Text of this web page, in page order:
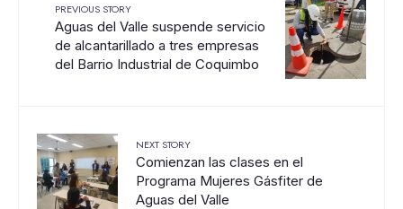
PREVIOUS STORY
Aguas del Valle suspende servicio
de alcantarillado a tres empresas
del Barrio Industrial de Coquimbo
NEXT STORY
Comienzan las clases en el
Programa Mujeres Gásfiter de
Aguas del Valle